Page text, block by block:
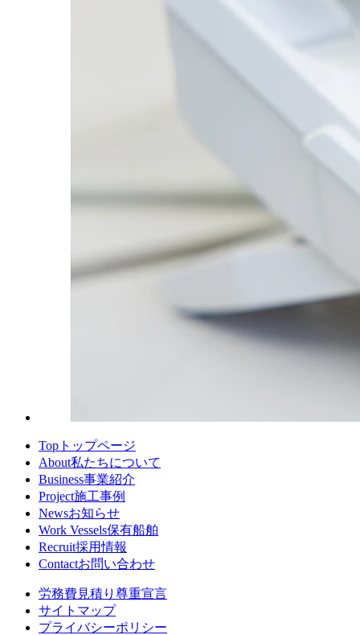
Top トップページ
About私たちについて
Business事業紹介
Project施工事例
Newsお知らせ
Work Vessels保有船舶
Recruit採用情報
Contactお問い合わせ
労務費見積り尊重宣言
サイトマップ
プライバシーポリシー